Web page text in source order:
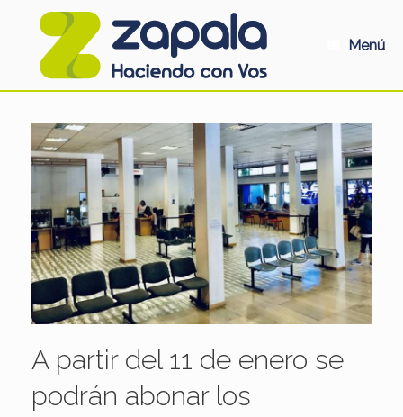
Menú
A partir del 11 de enero se
podrán abonar los